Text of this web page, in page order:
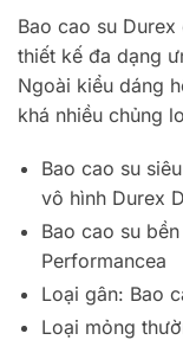
Bao cao su
thiết kế đa dạng
Ngoài kiểu dáng
khá nhiều chủng
Bao cao su
vô hình Durex
Bao cao su
Performancea
Loại gân: Bao
Loại mỏng